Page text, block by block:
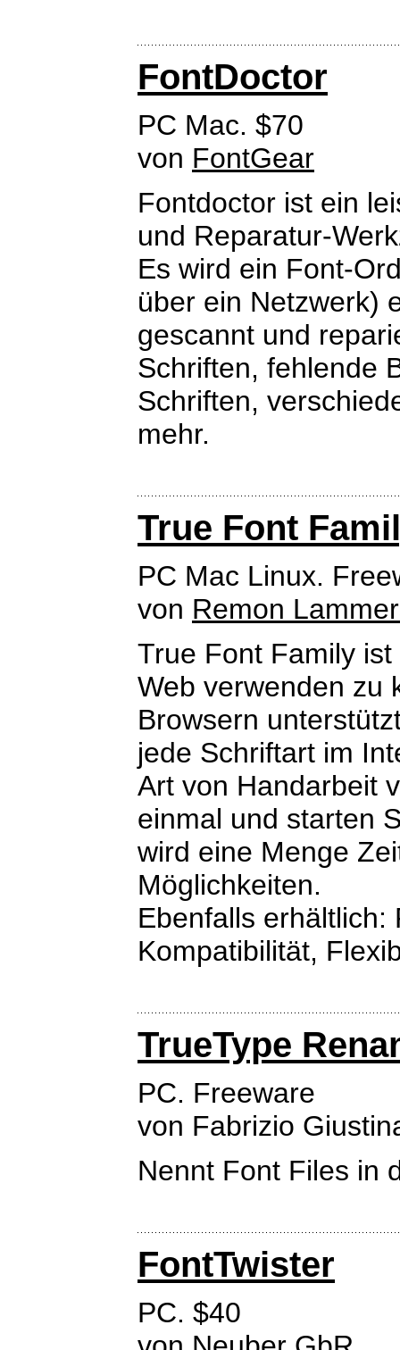
FontDoctor
PC Mac. $70
von FontGear
Fontdoctor ist ein
und Reparatur-
Es wird ein Font-
über ein Netzwerk)
gescannt und
Schriften, fehlende
Schriften,
mehr.
True Font
PC Mac Linux.
von Remon
True Font Family
Web verwenden zu
Browsern
jede Schriftart im
Art von Handarbeit
einmal und starten
wird eine Menge
Möglichkeiten.
Ebenfalls erhältlich:
Kompatibilität,
TrueType
PC. Freeware
von Fabrizio
Nennt Font Files in
FontTwister
PC. $40